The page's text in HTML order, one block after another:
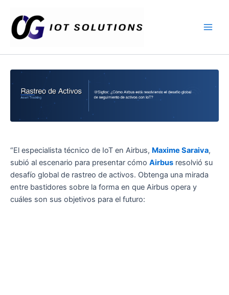
contenido
“El especialista técnico de IoT en Airbus, Maxime Saraiva,
subió al escenario para presentar cómo Airbus resolvió su
desafío global de rastreo de activos. Obtenga una mirada
entre bastidores sobre la forma en que Airbus opera y
cuáles son sus objetivos para el futuro: